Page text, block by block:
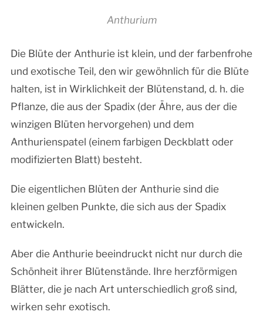
Anthurium
Die Blüte der Anthurie ist klein, und der farbenfrohe
und exotische Teil, den wir gewöhnlich für die Blüte
halten, ist in Wirklichkeit der Blütenstand, d. h. die
Pflanze, die aus der Spadix (der Ähre, aus der die
winzigen Blüten hervorgehen) und dem
Anthurienspatel (einem farbigen Deckblatt oder
modifizierten Blatt) besteht.
Die eigentlichen Blüten der Anthurie sind die
kleinen gelben Punkte, die sich aus der Spadix
entwickeln.
Aber die Anthurie beeindruckt nicht nur durch die
Schönheit ihrer Blütenstände. Ihre herzförmigen
Blätter, die je nach Art unterschiedlich groß sind,
wirken sehr exotisch.